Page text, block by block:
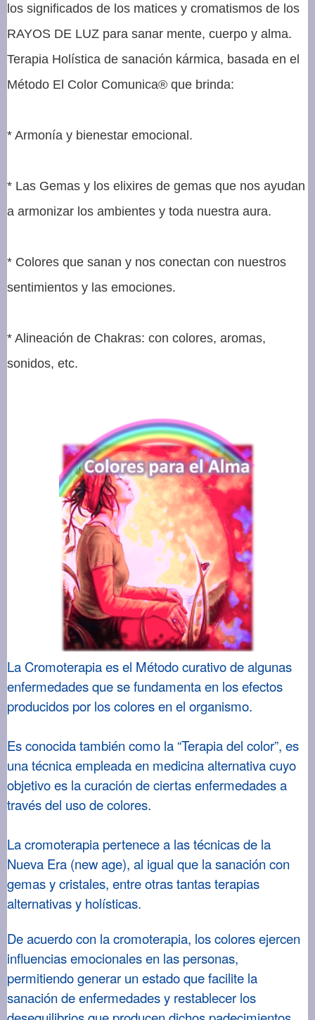
los significados de los matices y cromatismos de los
RAYOS DE LUZ para sanar mente, cuerpo y alma.
Terapia Holística de sanación kármica, basada en el
Método El Color Comunica® que brinda:
* Armonía y bienestar emocional.
* Las Gemas y los elixires de gemas que nos ayudan
a armonizar los ambientes y toda nuestra aura.
* Colores que sanan y nos conectan con nuestros
sentimientos y las emociones.
* Alineación de Chakras: con colores, aromas,
sonidos, etc.
La Cromoterapia es el Método curativo de algunas
enfermedades que se fundamenta en los efectos
producidos por los colores en el organismo.
Esconocida también como la “Terapia del color”, es
una técnica empleada en medicina alternativa cuyo
objetivo es la curación de ciertas enfermedades a
través del uso de colores.
La cromoterapia pertenece a las técnicas de la
Nueva Era (new age), al igual que la sanación con
gemas y cristales, entre otras tantas terapias
alternativas y holísticas.
De acuerdo con la cromoterapia, los colores ejercen
influencias emocionales en las personas,
permitiendo generar un estado que facilite la
sanación de enfermedades y restablecer los